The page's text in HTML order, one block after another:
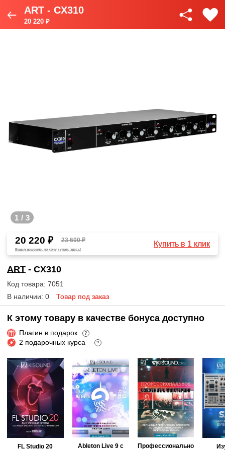
ART - CX310
20 220 ₽
1 / 3
20 220 ₽ 23 600 ₽
Видел дешевле, но хочу купить здесь!
Купить в 1 клик
ART - CX310
Код товара: 7051
В наличии: 0
Товар под заказ
К этому товару в качестве бонуса доступно
Плагин в подарок ?
2 подарочных курса ?
FL Studio 20
Ableton Live 9 с
Профессионально